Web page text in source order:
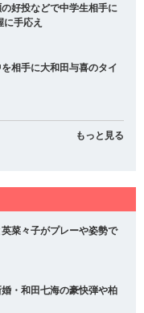
好投などで中学生相手に
手応え
相手に大和田与喜のタイ
もっと見る
菜々子がプレーや姿勢で
・和田七海の豪快弾や柏